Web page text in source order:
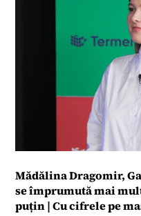
Mădălina Dragomir,
se împrumută mai
puțin | Cu cifrele pe